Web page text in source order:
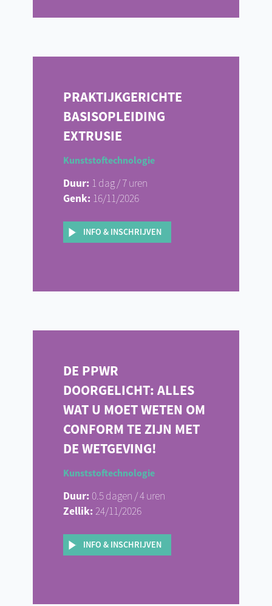
PRAKTIJKGERICHTE
BASISOPLEIDING
EXTRUSIE
Kunststoftechnologie
Duur: 1 dag / 7 uren
Genk: 16/11/2026
INFO & INSCHRIJVEN
DE PPWR
DOORGELICHT: ALLES
WAT U MOET WETEN OM
CONFORM TE ZIJN MET
DE WETGEVING!
Kunststoftechnologie
Duur: 0.5 dagen / 4 uren
Zellik: 24/11/2026
INFO & INSCHRIJVEN